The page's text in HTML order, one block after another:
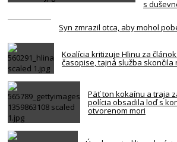
s
Syn zmrazil otca, aby mohol
Koalícia kritizuje Hlinu za
časopise, tajná služba skončila
Päť ton kokaínu a traja
polícia obsadila loď s
otvorenom mori